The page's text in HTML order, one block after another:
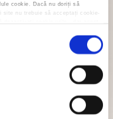
cookie. Dacă nu doriți să
nu trebuie să acceptați cookie-
pe care doriți să le folosească